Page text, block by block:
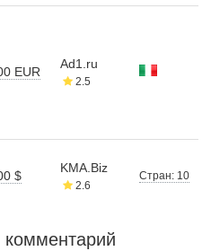
EUR
Ad1.ru
2.5
$
KMA.Biz
2.6
Стран: 10